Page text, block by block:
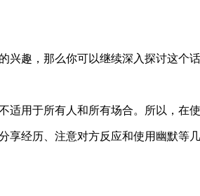
趣，那么你可以继续深入探讨这个
用于所有人和所有场合。所以，在
经历、注意对方反应和使用幽默等